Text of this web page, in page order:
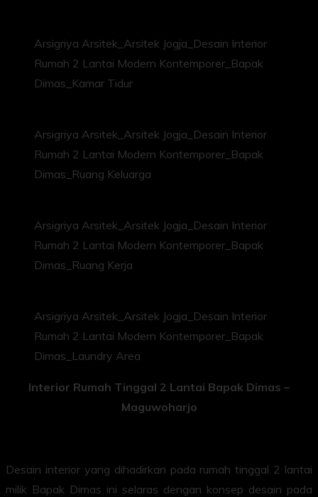
Arsigriya Arsitek_Arsitek Jogja_Desain Interior
Rumah 2 Lantai Modern Kontemporer_Bapak
Dimas_Kamar Tidur
Arsigriya Arsitek_Arsitek Jogja_Desain Interior
Rumah 2 Lantai Modern Kontemporer_Bapak
Dimas_Ruang Keluarga
Arsigriya Arsitek_Arsitek Jogja_Desain Interior
Rumah 2 Lantai Modern Kontemporer_Bapak
Dimas_Ruang Kerja
Arsigriya Arsitek_Arsitek Jogja_Desain Interior
Rumah 2 Lantai Modern Kontemporer_Bapak
Dimas_Laundry Area
Interior Rumah Tinggal 2 Lantai Bapak Dimas –
Maguwoharjo
Desain interior yang dihadirkan pada rumah tinggal 2 lantai
milik Bapak Dimas ini selaras dengan konsep desain pada